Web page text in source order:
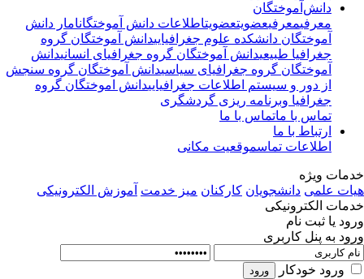
دانش‌آموختگان
معرفیمعرفیعضویتعضویتاطلاعات دانش آموختگانامار دانش
آموختگان دانشکده علوم جغرافیاییدانش آموختگان گروه
جغرافیا طبیعیدانش آموختگان گروه جغرافیای انسانیدانش
آموختگان گروه جغرافیای سیاسیدانش آموختگان گروه سنجش
از دور و سیستم اطلاعات جغرافیاییدانش اموختگان گروه
جغرافیا وبرنامه ریزی گردشگری
تماس با ماتماس با ما
ارتباط با ما
اطلاعات تماسموقعیت مکانی
ویژه
علمی دانشجویان کارکنان میز خدمت آموزش الکترونیکی
الکترونیکی
یا ثبت نام
به پنل کاربری
ورود خودکار